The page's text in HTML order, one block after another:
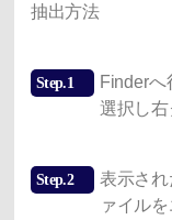
抽出方法
Step.1
Finderへ
選択し右
Step.2
表示さ
ァイル